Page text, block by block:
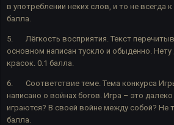
в употреблении неких слов, и то не всегда
балла.
5.
Лёгкость восприятия. Текст
основном написан тускло и обыденно.
красок. 0.1 балла.
6.
Соответствие теме. Тема конкурса
написано о войнах богов. Игра – это
играются? В своей войне между собой? Не
балла.